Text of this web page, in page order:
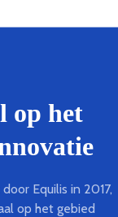
op het
Equilis in 2017,
op het gebied